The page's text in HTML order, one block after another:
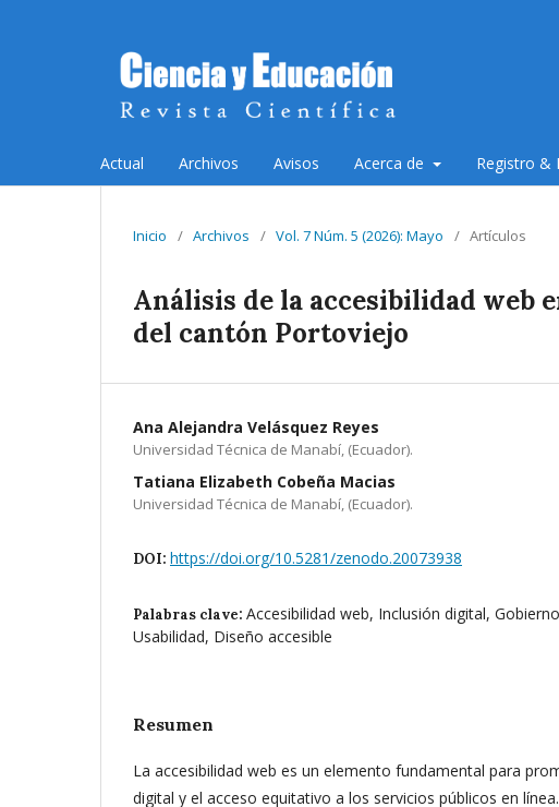
Actual Archivos Avisos Acerca de Registro &
Inicio / Archivos / Vol. 7 Núm. 5 (2026): Mayo / Artículos
Análisis de la accesibilidad web
del cantón Portoviejo
Ana Alejandra Velásquez Reyes
Universidad Técnica de Manabí, (Ecuador).
Tatiana Elizabeth Cobeña Macias
Universidad Técnica de Manabí, (Ecuador).
DOI: https://doi.org/10.5281/zenodo.20073938
Palabras clave: Accesibilidad web, Inclusión digital,
Usabilidad, Diseño accesible
Resumen
La accesibilidad web es un elemento fundamental para
digital y el acceso equitativo a los servicios públicos en